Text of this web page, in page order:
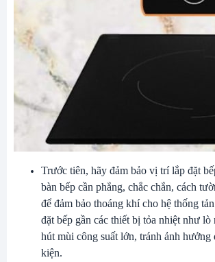
Trước tiên, hãy đảm bảo vị trí lắp đặt
bàn bếp cần phẳng, chắc chắn, cách
để đảm bảo thoáng khí cho hệ thống
đặt bếp gần các thiết bị tỏa nhiệt như
hút mùi công suất lớn, tránh ảnh hưởng
kiện.